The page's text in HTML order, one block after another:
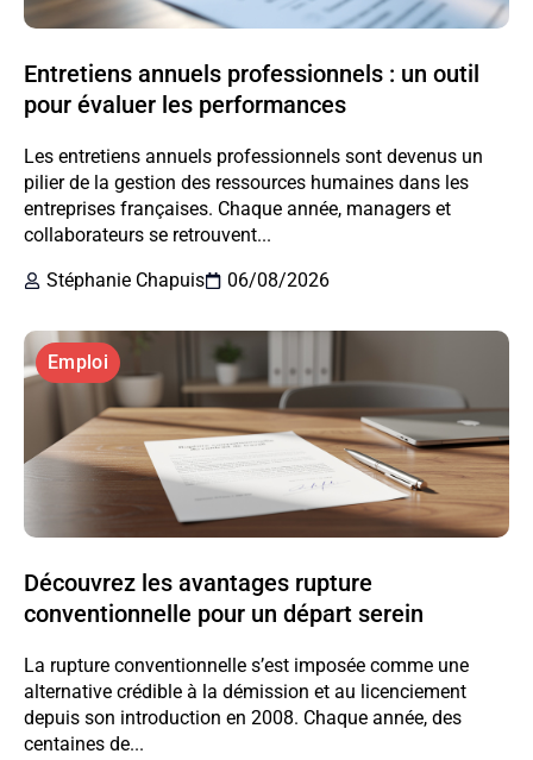
Entretiens annuels professionnels : un outil
pour évaluer les performances
Les entretiens annuels professionnels sont devenus un
pilier de la gestion des ressources humaines dans les
entreprises françaises. Chaque année, managers et
collaborateurs se retrouvent...
Stéphanie Chapuis
06/08/2026
Emploi
Découvrez les avantages rupture
conventionnelle pour un départ serein
La rupture conventionnelle s’est imposée comme une
alternative crédible à la démission et au licenciement
depuis son introduction en 2008. Chaque année, des
centaines de...